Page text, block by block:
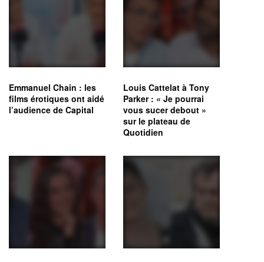
Emmanuel Chain : les
films érotiques ont aidé
l’audience de Capital
Louis Cattelat à Tony
Parker : « Je pourrai
vous sucer debout »
sur le plateau de
Quotidien